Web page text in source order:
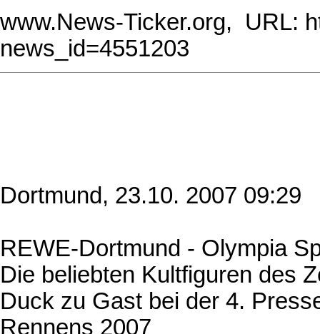
www.News-Ticker.org, URL:
news_id=4551203
Dortmund, 23.10. 2007 09:29
REWE-Dortmund - Olympia
Die beliebten Kultfiguren des
Duck zu Gast bei der 4.
Rennens 2007